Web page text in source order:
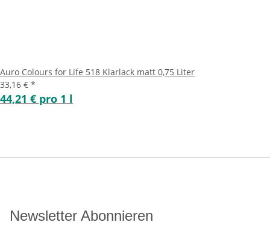
Auro Colours for Life 518 Klarlack matt 0,75 Liter
33,16 € *
44,21 € pro 1 l
Newsletter Abonnieren